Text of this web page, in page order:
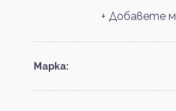
+ Добавете
Марка: